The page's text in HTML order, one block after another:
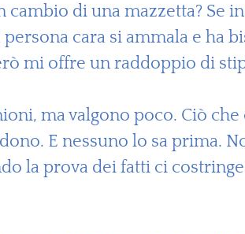
di una mazzetta? Se
cara si ammala e ha
mi offre un raddoppio di
ma valgono poco. Ciò
E nessuno lo sa prima.
la prova dei fatti ci